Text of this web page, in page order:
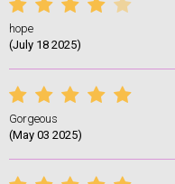
hope
(July 18 2025)
Gorgeous
(May 03 2025)